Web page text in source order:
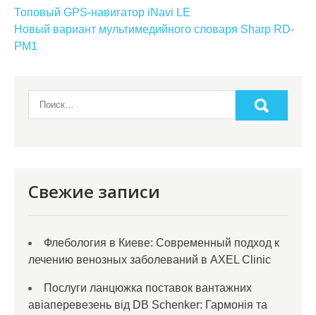
Навигация
по
записям
Топовый GPS-навигатор iNavi LE
Новый вариант мультимедийного словаря Sharp RD-
PM1
Свежие записи
Флебология в Киеве: Современный подход к
лечению венозных заболеваний в AXEL Clinic
Послуги ланцюжка поставок вантажних
авіаперевезень від DB Schenker: Гармонія та